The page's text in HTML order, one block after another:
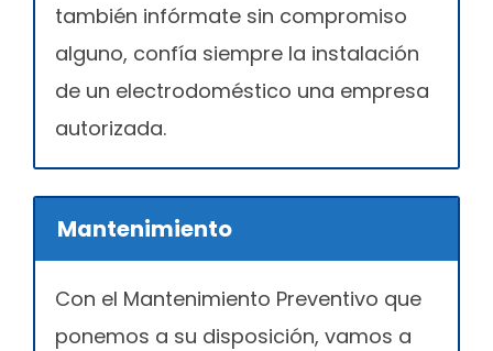
también infórmate sin compromiso
alguno, confía siempre la instalación
de un electrodoméstico una empresa
autorizada.
Mantenimiento
Con el Mantenimiento Preventivo que
ponemos a su disposición, vamos a